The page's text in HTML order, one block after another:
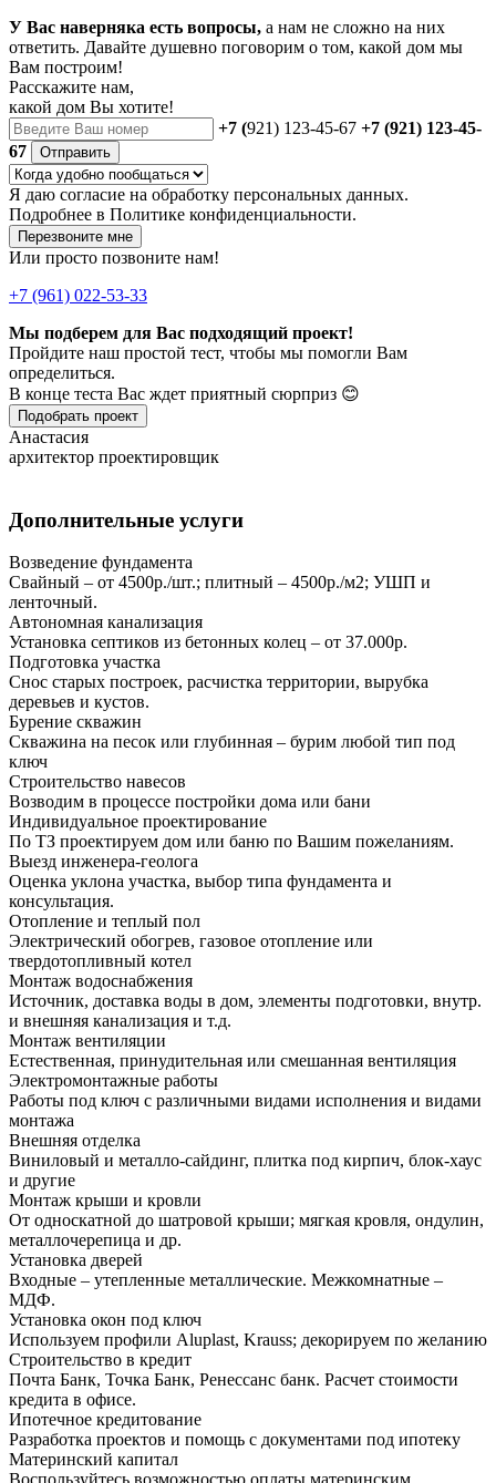
У Вас наверняка есть вопросы, а нам не сложно на них
ответить. Давайте душевно поговорим о том, какой дом мы
Вам построим!
Расскажите нам,
какой дом Вы хотите!
+7 (921) 123-45-67 +7 (921) 123-45-
67
Отправить
Я даю согласие на обработку персональных данных.
Подробнее в Политике конфиденциальности.
Перезвоните мне
Или просто позвоните нам!
+7 (961) 022-53-33
Мы подберем для Вас подходящий проект!
Пройдите наш простой тест, чтобы мы помогли Вам
определиться.
В конце теста Вас ждет приятный сюрприз 😊
Подобрать проект
Анастасия
архитектор проектировщик
Дополнительные услуги
Возведение фундамента
Свайный – от 4500р./шт.; плитный – 4500р./м2; УШП и
ленточный.
Автономная канализация
Установка септиков из бетонных колец – от 37.000р.
Подготовка участка
Снос старых построек, расчистка территории, вырубка
деревьев и кустов.
Бурение скважин
Скважина на песок или глубинная – бурим любой тип под
ключ
Строительство навесов
Возводим в процессе постройки дома или бани
Индивидуальное проектирование
По ТЗ проектируем дом или баню по Вашим пожеланиям.
Выезд инженера-геолога
Оценка уклона участка, выбор типа фундамента и
консультация.
Отопление и теплый пол
Электрический обогрев, газовое отопление или
твердотопливный котел
Монтаж водоснабжения
Источник, доставка воды в дом, элементы подготовки, внутр.
и внешняя канализация и т.д.
Монтаж вентиляции
Естественная, принудительная или смешанная вентиляция
Электромонтажные работы
Работы под ключ с различными видами исполнения и видами
монтажа
Внешняя отделка
Виниловый и металло-сайдинг, плитка под кирпич, блок-хаус
и другие
Монтаж крыши и кровли
От односкатной до шатровой крыши; мягкая кровля, ондулин,
металлочерепица и др.
Установка дверей
Входные – утепленные металлические. Межкомнатные –
МДФ.
Установка окон под ключ
Используем профили Aluplast, Krauss; декорируем по желанию
Строительство в кредит
Почта Банк, Точка Банк, Ренессанс банк. Расчет стоимости
кредита в офисе.
Ипотечное кредитование
Разработка проектов и помощь с документами под ипотеку
Материнский капитал